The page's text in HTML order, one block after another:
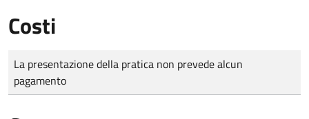
Costi
Tipo di pagamento
Importo
La presentazione della pratica non prevede alcun
pagamento